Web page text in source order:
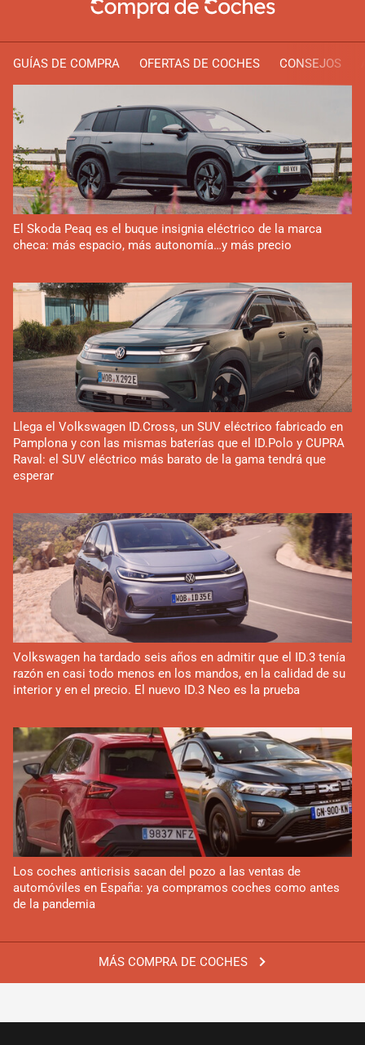
GUÍAS DE COMPRA OFERTAS DE COCHES CONSEJOS
MÁS COMPRA DE COCHES
El Skoda Peaq es el buque insignia eléctrico de la marca
checa: más espacio, más autonomía…y más precio
Llega el Volkswagen ID.Cross, un SUV eléctrico fabricado en
Pamplona y con las mismas baterías que el ID.Polo y CUPRA
Raval: el SUV eléctrico más barato de la gama tendrá que
esperar
Volkswagen ha tardado seis años en admitir que el ID.3 tenía
razón en casi todo menos en los mandos, en la calidad de su
interior y en el precio. El nuevo ID.3 Neo es la prueba
Los coches anticrisis sacan del pozo a las ventas de
automóviles en España: ya compramos coches como antes
de la pandemia